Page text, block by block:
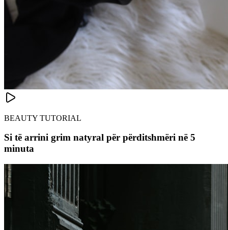
BEAUTY TUTORIAL
Si të arrini grim natyral për përditshmëri në 5
minuta